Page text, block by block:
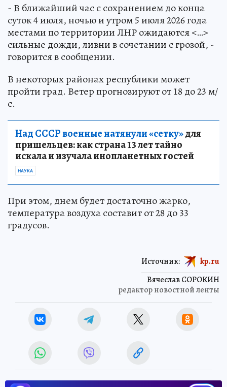
- В ближайший час с сохранением до конца
суток 4 июля, ночью и утром 5 июля 2026 года
местами по территории ЛНР ожидаются <…>
сильные дожди, ливни в сочетании с грозой, -
говорится в сообщении.
В некоторых районах республики может
пройти град. Ветер прогнозируют от 18 до 23 м/
с.
Над СССР военные натянули «сетку»для
пришельцев: как страна 13 лет тайно
искала и изучала инопланетных гостей
НАУКА
При этом, днем будет достаточно жарко,
температура воздуха составит от 28 до 33
градусов.
Вячеслав СОРОКИН
редактор новостной ленты
Источник: kp.ru